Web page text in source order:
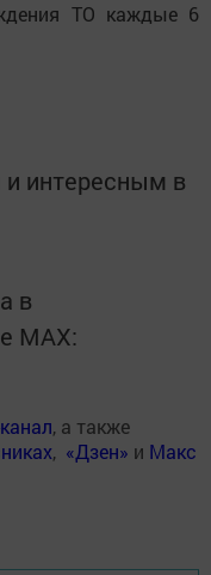
ТО каждые 6
интересным в
в
MАХ:
, а также
, «Дзен» и Макс